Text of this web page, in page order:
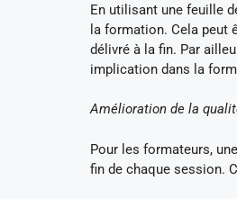
En utilisant une feuille
la formation. Cela
délivré à la fin. Par
implication dans la
Amélioration de la
Pour les formateurs,
fin de chaque session.